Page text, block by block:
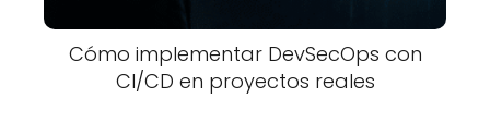
Cómo implementar DevSecOps con
CI/CD en proyectos reales